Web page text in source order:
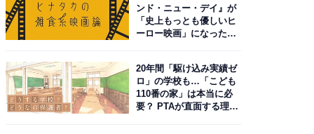
ンド・ニュー・デイ』が
「史上もっとも優しいヒ
ーロー映画」になった理
20年間「駆け込み実績ゼ
ロ」の学校も…「こども
110番の家」は本当に必
要？ PTAが直面する理想